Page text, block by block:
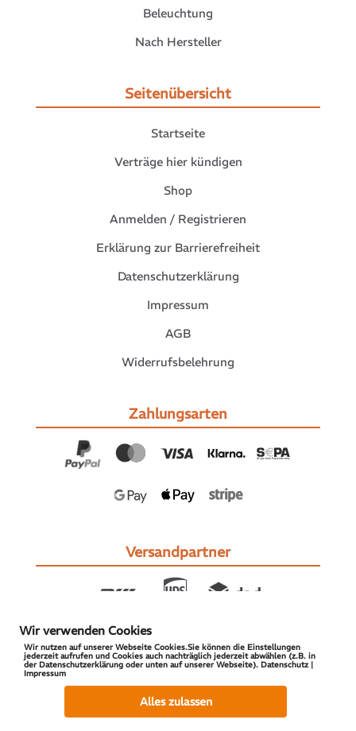
Beleuchtung
Nach Hersteller
Seitenübersicht
Startseite
Verträge hier kündigen
Shop
Anmelden / Registrieren
Erklärung zur Barrierefreiheit
Datenschutzerklärung
Impressum
AGB
Widerrufsbelehrung
Zahlungsarten
Versandpartner
© 2026 S-PARTS | All Rights Reserved
Wir verwenden Cookies
Wir nutzen auf unserer Webseite Cookies.Sie können die Einstellungen
jederzeit aufrufen und Cookies auch nachträglich jederzeit abwählen (z.B. in
der Datenschutzerklärung oder unten auf unserer Webseite). Datenschutz |
Impressum
Alles zulassen